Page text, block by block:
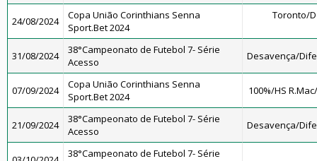
24/08/2024
Copa União Corinthians Senna
Sport.Bet 2024
Toronto/
31/08/2024
38°Campeonato de Futebol 7- Série
Acesso
Desavença/
07/09/2024
Copa União Corinthians Senna
Sport.Bet 2024
100%/HS
21/09/2024
38°Campeonato de Futebol 7- Série
Acesso
Desavença/
38°Campeonato de Futebol 7- Série